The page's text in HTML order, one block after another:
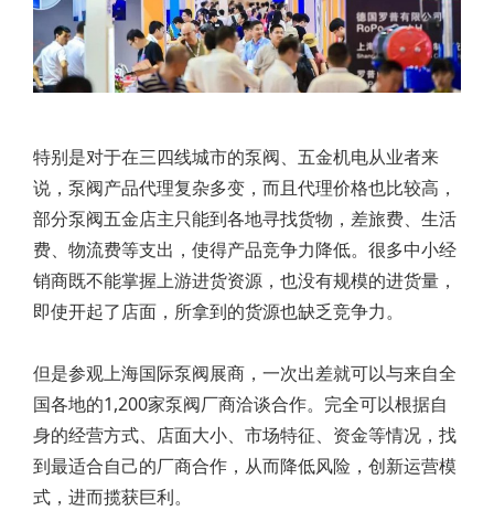
特别是对于在三四线城市的泵阀、五金机电从业者来
说，泵阀产品代理复杂多变，而且代理价格也比较高，
部分泵阀五金店主只能到各地寻找货物，差旅费、生活
费、物流费等支出，使得产品竞争力降低。很多中小经
销商既不能掌握上游进货资源，也没有规模的进货量，
即使开起了店面，所拿到的货源也缺乏竞争力。
但是参观上海国际泵阀展商，一次出差就可以与来自全
国各地的1,200家泵阀厂商洽谈合作。完全可以根据自
身的经营方式、店面大小、市场特征、资金等情况，找
到最适合自己的厂商合作，从而降低风险，创新运营模
式，进而揽获巨利。